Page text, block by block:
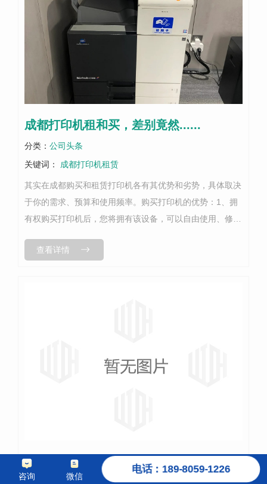
成都打印机租和买，差别竟然......
分类： 公司头条
关键词：
成都打印机租赁
其实在成都购买和租赁打印机各有其优势和劣势，具体取决
于你的需求、预算和使用频率。购买打印机的优势：1、拥
有权购买打印机后，您将拥有该设备，可以自由使用、修改
的费用，但长期来看，可能比较经济...
查看详情
成都打印机租赁
分类：
咨询 微信
电话：189-8059-1226